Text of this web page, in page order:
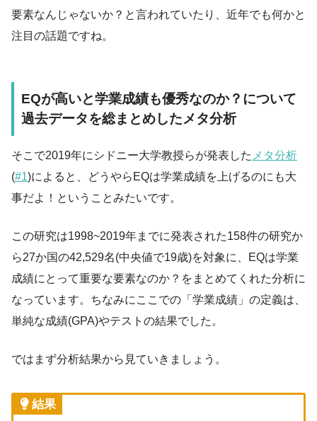
要素なんじゃないか？と言われていたり、近年でも何かと
注目の話題ですね。
EQが高いと学業成績も優秀なのか？について
過去データを総まとめしたメタ分析
そこで2019年にシドニー大学教授らが発表した メタ分析
(#1)によると、どうやらEQは学業成績を上げるのにも大
事だよ！ということみたいです。
この研究は1998~2019年までに発表された158件の研究か
ら27か国の42,529名(中央値で19歳)を対象に、EQは学業
成績にとって重要な要素なのか？をまとめてくれた分析に
なっています。ちなみにここでの「学業成績」の定義は、
単純な成績(GPA)やテストの結果でした。
ではまず分析結果から見ていきましょう。
結果